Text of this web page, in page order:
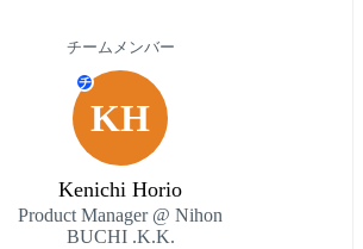
チームメンバー
KH
チ
Kenichi Horio
Product Manager @ Nihon
BUCHI .K.K.